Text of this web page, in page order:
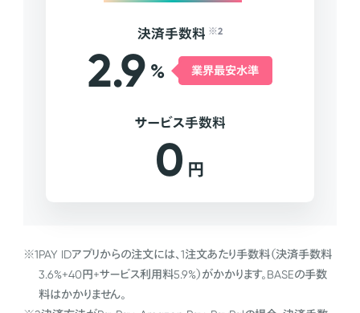
決済手数料 ※2
2.9 % 業界最安水準
サービス手数料
0 円
※1PAY IDアプリからの注文には、1注文あたり手数料（決済手数料
3.6%+40円+サービス利用料5.9%）がかかります。BASEの手数
料はかかりません。